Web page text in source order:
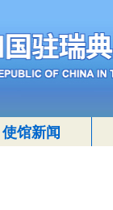
使馆新闻